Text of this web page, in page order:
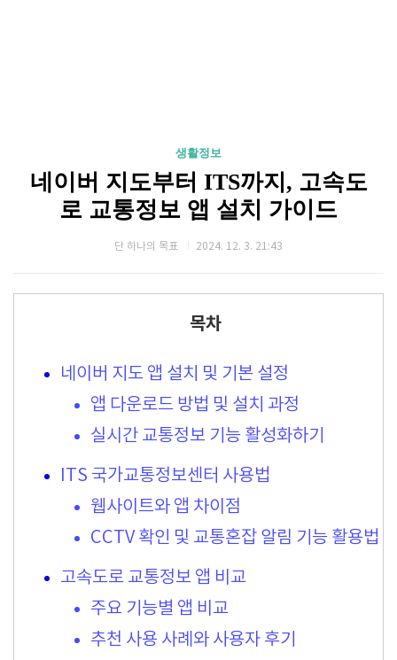
생활정보
네이버 지도부터 ITS까지, 고속도
로 교통정보 앱 설치 가이드
단 하나의 목표 2024. 12. 3. 21:43
목차
네이버 지도 앱 설치 및 기본 설정
앱 다운로드 방법 및 설치 과정
실시간 교통정보 기능 활성화하기
ITS 국가교통정보센터 사용법
웹사이트와 앱 차이점
CCTV 확인 및 교통혼잡 알림 기능 활용법
고속도로 교통정보 앱 비교
주요 기능별 앱 비교
추천 사용 사례와 사용자 후기